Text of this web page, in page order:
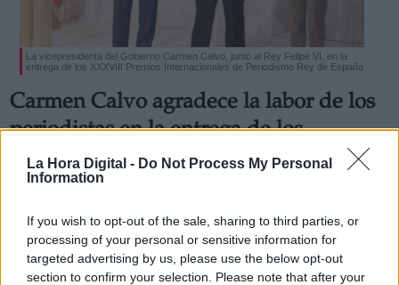
La Hora Digital - Do Not Process My Personal
Information
If you wish to opt-out of the sale, sharing to third parties, or
processing of your personal or sensitive information for
targeted advertising by us, please use the below opt-out
section to confirm your selection. Please note that after your
La vicepresidenta del Gobierno Carmen Calvo, junto al Rey Felipe VI, en la
entrega de los XXXVIII Premios Internacionales de Periodismo Rey de España
Carmen Calvo agradece la labor de los
periodistas en la entrega de los
Premios Internacionales de Periodismo
Rey de España
trabajo es fundamental para que los cimientos de las
sociedades democráticas no se convulsionen"
PorVirginia López
Más artículos de este autor
link
link